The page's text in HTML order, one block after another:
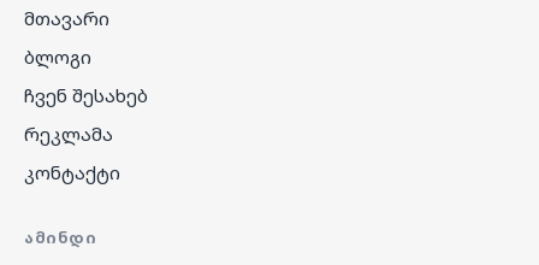
მთავარი
ბლოგი
ჩვენ შესახებ
რეკლამა
კონტაქტი
ᲐᲛᲘᲜᲓᲘ